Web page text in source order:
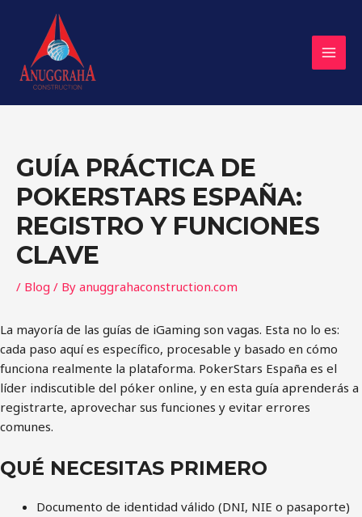
content
GUÍA PRÁCTICA DE
POKERSTARS ESPAÑA:
REGISTRO Y FUNCIONES
CLAVE
/ Blog / By anuggrahaconstruction.com
La mayoría de las guías de iGaming son vagas. Esta no lo es:
cada paso aquí es específico, procesable y basado en cómo
funciona realmente la plataforma. PokerStars España es el
líder indiscutible del póker online, y en esta guía aprenderás a
registrarte, aprovechar sus funciones y evitar errores
comunes.
QUÉ NECESITAS PRIMERO
Documento de identidad válido (DNI, NIE o pasaporte)
navigation